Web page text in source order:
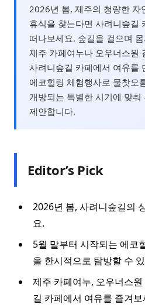
2026년 봄, 제주의 청량한 자
휴식을 찾는다면 사려니숲길
떠나보세요. 숲길을 걸으며
제주 카페여누나 오우너스원
사려니숲길 카페에서 여유를
에코힐링 체험행사로 물찻오
개방되는 특별한 시기에 맞
제안합니다.
Editor’s Pick
2026년 봄, 사려니숲길의
요.
5월 말부터 시작되는 에코
을 한시적으로 탐방할 수
제주 카페여누, 오우너스
길 카페에서 여유를 즐겨보